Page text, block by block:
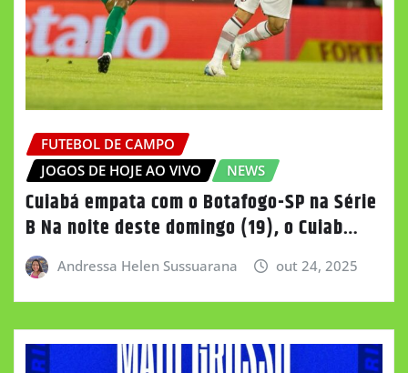
FUTEBOL DE CAMPO
JOGOS DE HOJE AO VIVO
NEWS
Cuiabá empata com o Botafogo-SP na Série
B Na noite deste domingo (19), o Cuiab…
Andressa Helen Sussuarana out 24, 2025